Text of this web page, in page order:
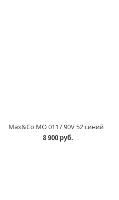
Max&Co MO 0117 90V 52 синий
8 900 руб.